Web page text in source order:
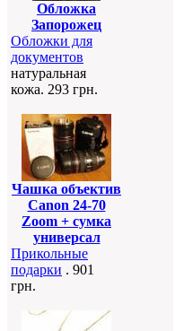
Обложка
Запорожец
Обложки для
документов
натуральная
кожа. 293 грн.
Чашка объектив
Canon 24-70
Zoom + сумка
универсал
Прикольные
подарки . 901
грн.